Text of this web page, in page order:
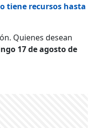
tiene recursos hasta
Quienes desean
17 de agostode